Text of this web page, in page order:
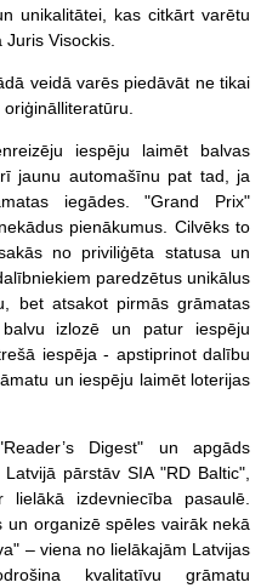
unikalitātei, kas citkārt varētu
Visockis.
veidā varēs piedāvāt ne tikai
iespēju laimēt balvas
jaunu automašīnu pat tad, ja
iegādes. "Grand Prix"
pienākumus. Cilvēks to
no priviliģēta statusa un
paredzētus unikālus
bet atsakot pirmās grāmatas
izlozē un patur iespēju
iespēja - apstiprinot dalību
un iespēju laimēt loterijas
Digest" un apgāds
pārstāv SIA "RD Baltic",
izdevniecība pasaulē.
un organizēspēles vairāk nekā
– viena no lielākajām Latvijas
kvalitatīvu grāmatu